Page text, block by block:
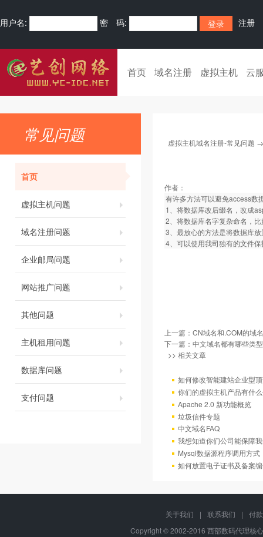
用户名: 密 码: 注册
首页 域名注册 虚拟主机 云
常见问题
首页
虚拟主机问题
域名注册问题
企业邮局问题
网站推广问题
其他问题
主机租用问题
数据库问题
支付问题
虚拟主机域名注册-常见问题
作者：
有许多方法可以避免access数
1、将数据库改后缀名，改成
2、将数据库名字复杂命名，
3、最放心的方法是将数据库
4、可以使用我司独有的文件
上一篇： CN域名和.COM的域
下一篇： 中文域名都有哪些类
>> 相关文章
如何修改智能建站企业型
你们的虚拟主机产品有什
Apache 2.0 新功能概览
垃圾信件专题
中文域名FAQ
我想知道你们公司能保障
Mysql数据源程序调用方
如何放置电子证书及备案
关于我们 | 联系我们 |
付
Copyright © 2002-2016 西部数码代理核